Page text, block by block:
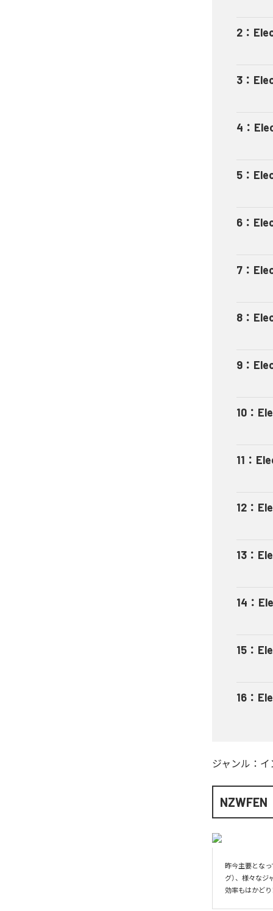
2 ：
3 ：
4 ：
5 ：
6 ：
7 ：
8 ：
9 ：
10 ：
11 ：
12 ：
13 ：
14 ：
15 ：
16 ：
ジャンル： イ
NZWFEN
昨今主要とな
グ）、様々な
効率もはかどり